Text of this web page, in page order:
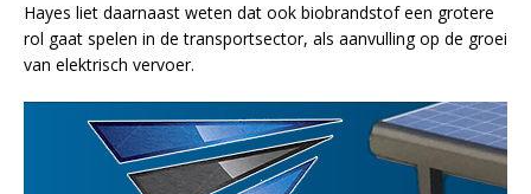
Hayes liet daarnaast weten dat ook biobrandstof een grotere
rol gaat spelen in de transportsector, als aanvulling op de groei
van elektrisch vervoer.